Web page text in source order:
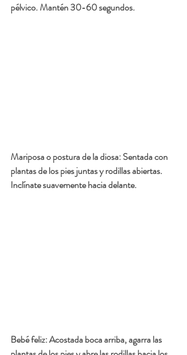
pélvico. Mantén 30-60 segundos.
Mariposa o postura de la diosa: Sentada con
plantas de los pies juntas y rodillas abiertas.
Inclínate suavemente hacia delante.
Bebé feliz: Acostada boca arriba, agarra las